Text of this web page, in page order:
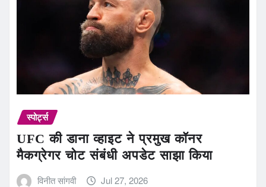
स्पोर्ट्स
UFC की डाना व्हाइट ने प्रमुख कॉनर
मैकग्रेगर चोट संबंधी अपडेट साझा किया
विनीत सांगवी Jul 27, 2026